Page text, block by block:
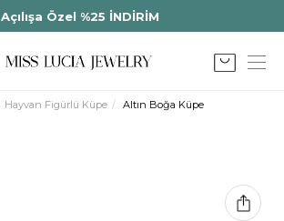
Açılışa Özel %25 İNDİRİM
Hayvan Figürlü Küpe Altın Boğa Küpe